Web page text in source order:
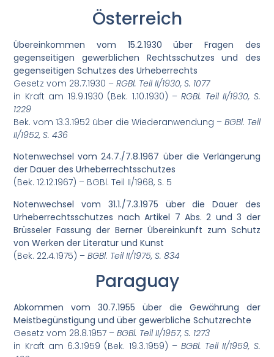
Österreich
Übereinkommen vom 15.2.1930 über Fragen des
gegenseitigen gewerblichen Rechtsschutzes und des
gegenseitigen Schutzes des Urheberrechts
Gesetz vom 28.7.1930 –RGBl. Teil II/1930, S. 1077
in Kraft am 19.9.1930 (Bek. 1.10.1930) –RGBl. Teil II/1930, S.
1229
Bek. vom 13.3.1952 über die Wiederanwendung – BGBl. Teil
II/1952, S. 436
Notenwechsel vom 24.7./7.8.1967 über die Verlängerung
der Dauer des Urheberrechtsschutzes
(Bek. 12.12.1967) – BGBl. Teil II/1968, S. 5
Notenwechsel vom 31.1./7.3.1975 über die Dauer des
Urheberrechtsschutzes nach Artikel 7 Abs. 2 und 3 der
Brüsseler Fassung der Berner Übereinkunft zum Schutz
von Werken der Literatur und Kunst
(Bek. 22.4.1975) –BGBl. Teil II/1975, S. 834
Paraguay
Abkommen vom 30.7.1955 über die Gewährung der
Meistbegünstigung und über gewerbliche Schutzrechte
Gesetz vom 28.8.1957 –BGBl. Teil II/1957, S. 1273
in Kraft am 6.3.1959 (Bek. 19.3.1959) – BGBl. Teil II/1959, S.